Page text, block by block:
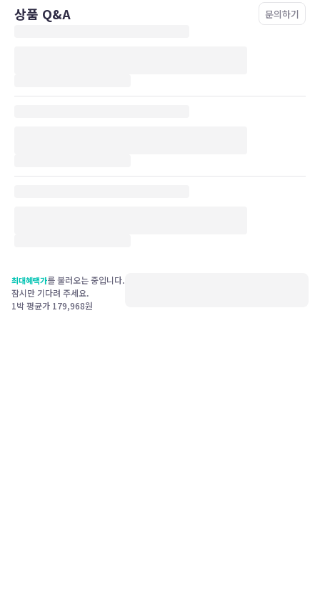
상품 Q&A 문의하기
최대혜택가를 불러오는 중입니다.
잠시만 기다려 주세요.
1박 평균가 179,968원